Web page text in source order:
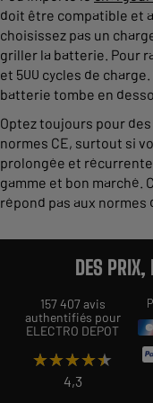
doit être compatible et
choisissez pas un
griller la batterie. Pour
et 500 cycles de
batterie tombe en
Optez toujours pour
normes CE, surtout si
prolongée et
gamme et bon marché.
répond pas aux
DES
157 407 avis
authentifiés pour
ELECTRO DEPOT
★★★★★
★★★★★
4,3